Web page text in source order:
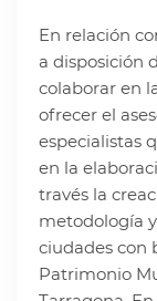
En relación
a disposición
colaborar en
ofrecer el
especialistas
en la
través la
metodología
ciudades con
Patrimonio